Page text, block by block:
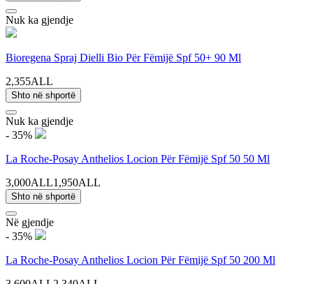
Nuk ka gjendje
Bioregena Spraj Dielli Bio Për Fëmijë Spf 50+ 90 Ml
2,355ALL
Shto në shportë
Nuk ka gjendje
- 35%
La Roche-Posay Anthelios Locion Për Fëmijë Spf 50 50 Ml
3,000ALL1,950ALL
Shto në shportë
Në gjendje
- 35%
La Roche-Posay Anthelios Locion Për Fëmijë Spf 50 200 Ml